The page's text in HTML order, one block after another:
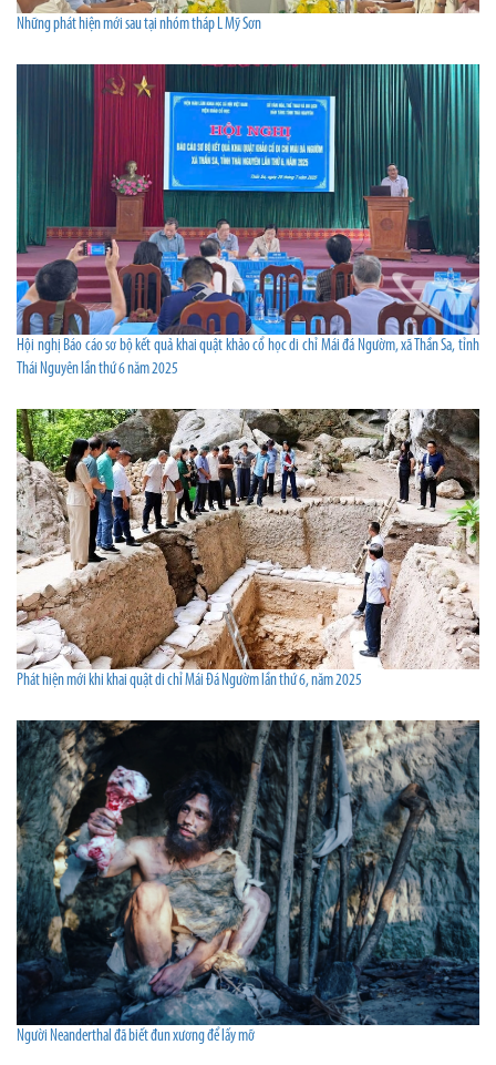
Những phát hiện mới sau tại nhóm tháp L Mỹ Sơn
Hội nghị Báo cáo sơ bộ kết quả khai quật khảo cổ học di chỉ Mái đá Ngườm, xã Thần Sa, tỉnh
Thái Nguyên lần thứ 6 năm 2025
Phát hiện mới khi khai quật di chỉ Mái Đá Ngườm lần thứ 6, năm 2025
Người Neanderthal đã biết đun xương để lấy mỡ